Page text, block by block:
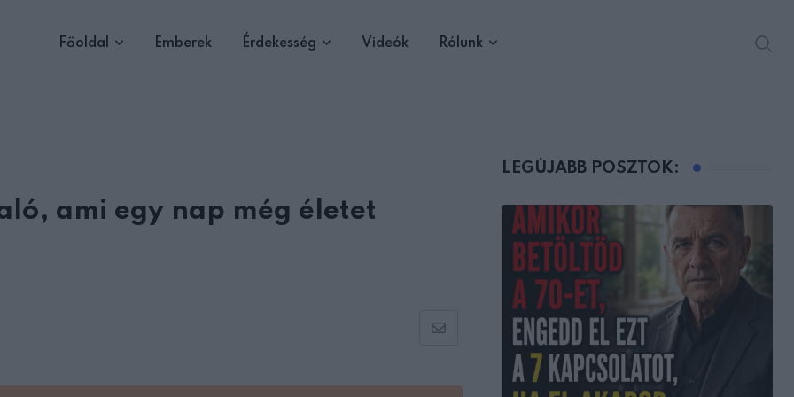
Főoldal Emberek Érdekesség Videók Rólunk
ami egy nap még életet
Share
Email
LEGÚJABB POSZTOK: